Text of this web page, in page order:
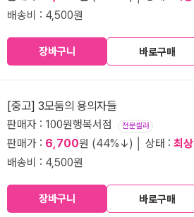
배송비 : 4,500원
장바구니 바로구매
[중고] 3모둠의 용의자들
판매자 : 100원행복서점 전문셀러
판매가 : 6,700원 (44%↓) │ 상태 : 최상
배송비 : 4,500원
장바구니 바로구매